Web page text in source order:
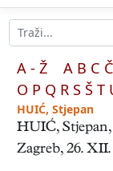
A - Ž A B C Č
O P Q R S Š T
HUIĆ, Stjepan
HUIĆ, Stjepan,
Zagreb, 26. XII.